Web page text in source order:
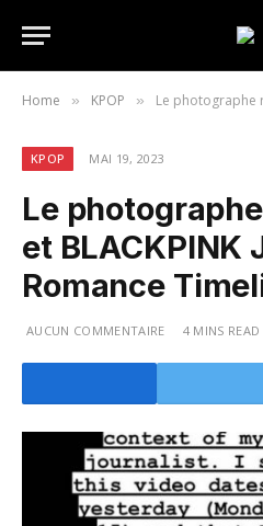
Home » KPOP » Le photographe révèle
KPOP MAI 19, 2023
Le
et BLACKPINK
Romance
AUCUN COMMENTAIRE 4 MINS READ